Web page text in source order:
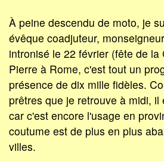
À peine descendu de moto, je
évêque coadjuteur,
intronisé le 22 février (fête de la
Pierre à Rome, c'est tout un
présence de dix mille fidèles.
prêtres que je retrouve à midi, il
car c'est encore l'usage en
coutume est de plus en plus
villes.